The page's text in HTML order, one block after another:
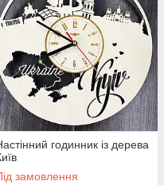
годинник із дерева
замовлення